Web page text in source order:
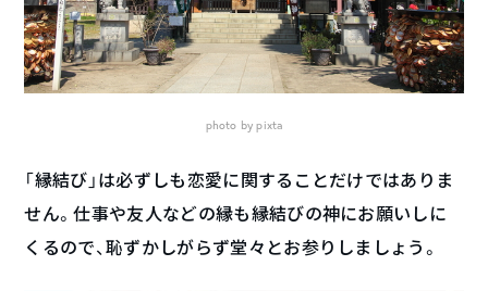
photo by pixta
「縁結び」は必ずしも恋愛に関することだけではありま
せん。仕事や友人などの縁も縁結びの神にお願いしに
くるので、恥ずかしがらず堂々とお参りしましょう。